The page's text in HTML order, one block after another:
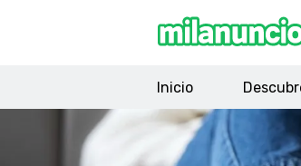
Inicio